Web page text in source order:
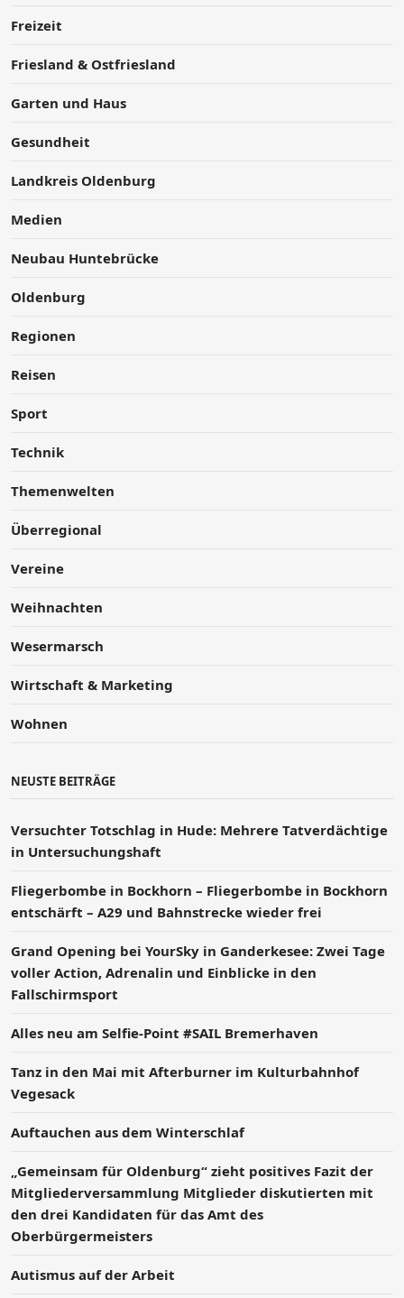
Freizeit
Friesland & Ostfriesland
Garten und Haus
Gesundheit
Landkreis Oldenburg
Medien
Neubau Huntebrücke
Oldenburg
Regionen
Reisen
Sport
Technik
Themenwelten
Überregional
Vereine
Weihnachten
Wesermarsch
Wirtschaft & Marketing
Wohnen
NEUSTE BEITRÄGE
Versucht­er Totschlag in Hude: Mehrere Tatverdächtige
in Untersuchungshaft
Fliegerbombe in Bockhorn – Fliegerbombe in Bockhorn
entschärft – A29 und Bahnstrecke wieder frei
Grand Opening bei YourSky in Ganderkesee: Zwei Tage
voller Action, Adrenalin und Einblicke in den
Fallschirmsport
Alles neu am Selfie-Point #SAIL Bremerhaven
Tanz in den Mai mit Afterburner im Kulturbahnhof
Vegesack
Auftauchen aus dem Winterschlaf
„Gemeinsam für Oldenburg“ zieht positives Fazit der
Mitgliederversammlung Mitglieder diskutierten mit
den drei Kandidaten für das Amt des
Oberbürgermeisters
Autismus auf der Arbeit